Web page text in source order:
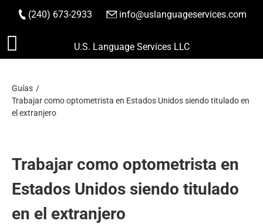
Saltar
(240) 673-2933 info@uslanguageservices.com
HACER PEDIDO
U.S. Language Services LLC
Guías
Trabajar como optometrista en Estados Unidos siendo titulado en
el extranjero
Trabajar como optometrista en
Estados Unidos siendo titulado
en el extranjero